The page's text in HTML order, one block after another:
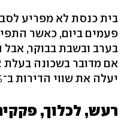
פעמים ביום, כאשר
בערב ובשבת בבוקר,
אם מדובר בשכונה בעלת
יעלה את שווי הדירות ב־3% עד 5%.
רעש, לכלוך, פקקים -